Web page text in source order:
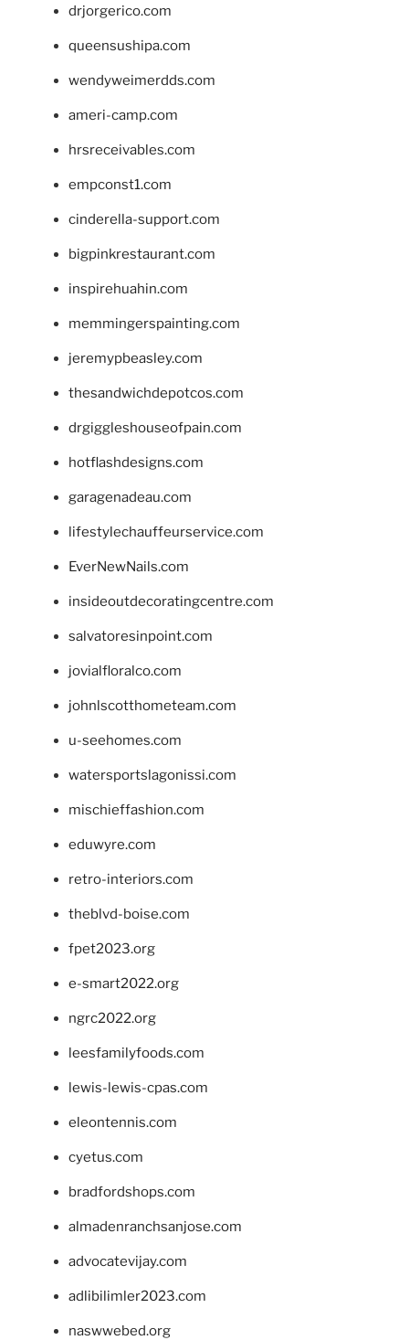
drjorgerico.com
queensushipa.com
wendyweimerdds.com
ameri-camp.com
hrsreceivables.com
empconst1.com
cinderella-support.com
bigpinkrestaurant.com
inspirehuahin.com
memmingerspainting.com
jeremypbeasley.com
thesandwichdepotcos.com
drgiggleshouseofpain.com
hotflashdesigns.com
garagenadeau.com
lifestylechauffeurservice.com
EverNewNails.com
insideoutdecoratingcentre.com
salvatoresinpoint.com
jovialfloralco.com
johnlscotthometeam.com
u-seehomes.com
watersportslagonissi.com
mischieffashion.com
eduwyre.com
retro-interiors.com
theblvd-boise.com
fpet2023.org
e-smart2022.org
ngrc2022.org
leesfamilyfoods.com
lewis-lewis-cpas.com
eleontennis.com
cyetus.com
bradfordshops.com
almadenranchsanjose.com
advocatevijay.com
adlibilimler2023.com
naswwebed.org